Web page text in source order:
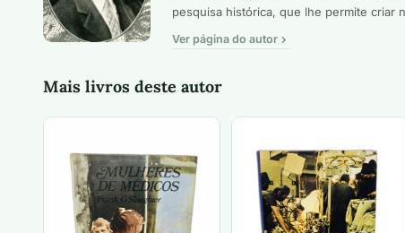
pesquisa histórica, que lhe permite criar
Ver página do autor
Mais livros deste autor